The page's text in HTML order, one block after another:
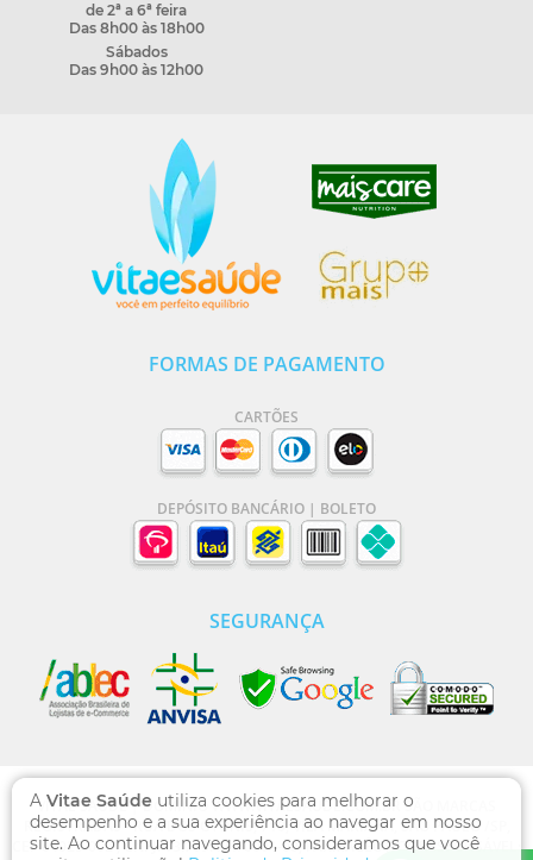
A Vitae Saúde utiliza cookies para melhorar o
desempenho e a sua experiência ao navegar em nosso
site. Ao continuar navegando, consideramos que você
de 2ª a 6ª feira
Das 8h00 às 18h00
Sábados
Das 9h00 às 12h00
FORMAS DE PAGAMENTO
CARTÕES
DEPÓSITO BANCÁRIO | BOLETO
SEGURANÇA
VITAE SAÚDE | DOMÍNIO WWW.VITAESAUDE.COM.BR SÃO MARCAS
REGISTRADAS - RUA DOS OTONIS, 710, VILA MARIANA, SÃO PAULO /SP,
CEP 04025-002 , CNPJ: 13.769.471/0001-00, FARMACÊUTICA RESPONSÁVEL: